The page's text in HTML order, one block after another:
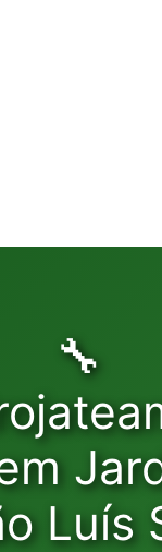
🔧
Luís